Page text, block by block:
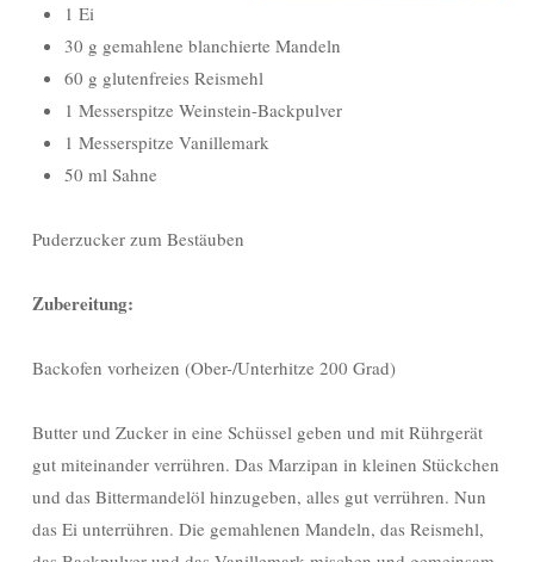
1 Ei
30 g gemahlene blanchierte Mandeln
60 g glutenfreies Reismehl
1 Messerspitze Weinstein-Backpulver
1 Messerspitze Vanillemark
50 ml Sahne
Puderzucker zum Bestäuben
Zubereitung:
Backofen vorheizen (Ober-/Unterhitze 200 Grad)
Butter und Zucker in eine Schüssel geben und mit Rührgerät
gut miteinander verrühren. Das Marzipan in kleinen Stückchen
und das Bittermandelöl hinzugeben, alles gut verrühren. Nun
das Ei unterrühren. Die gemahlenen Mandeln, das Reismehl,